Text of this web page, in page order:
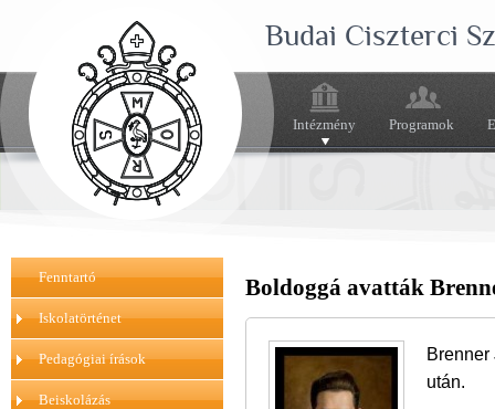
Budai Ciszterci
Intézmény Programok
Fenntartó
Iskolatörténet
Pedagógiai írások
Beiskolázás
Boldoggá avatták
Brenner
után.